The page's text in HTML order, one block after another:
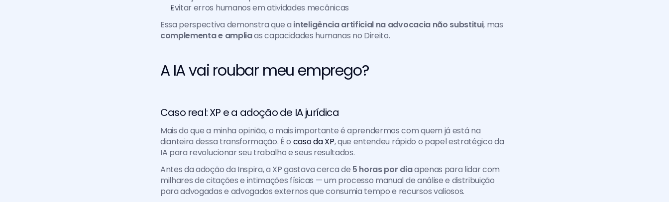
Evitar erros humanos em atividades mecânicas
Essa perspectiva demonstra que a inteligência artificial na advocacia não substitui
complementa e amplia as capacidades humanas no Direito.
A IA vai roubar meu emprego?
Caso real: XP e a adoção de IA jurídica
Mais do que a minha opinião, o mais importante é aprendermos com quem já está na
dianteira dessa transformação. É o caso da XP, que entendeu rápido o papel estratégico da
IA para revolucionar seu trabalho e seus resultados.
Antes da adoção da Inspira, a XP gastava cerca de 5 horas por dia apenas para lidar com
milhares de citações e intimações físicas — um processo manual de análise e distribuição
para advogadas e advogados externos que consumia tempo e recursos valiosos.